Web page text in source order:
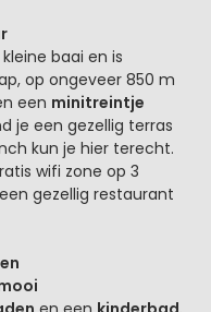
baai en is
op ongeveer 850 m
een minitreintje
je een gezellig terras
kun je hier terecht.
wifi zone op 3
gezellig restaurant